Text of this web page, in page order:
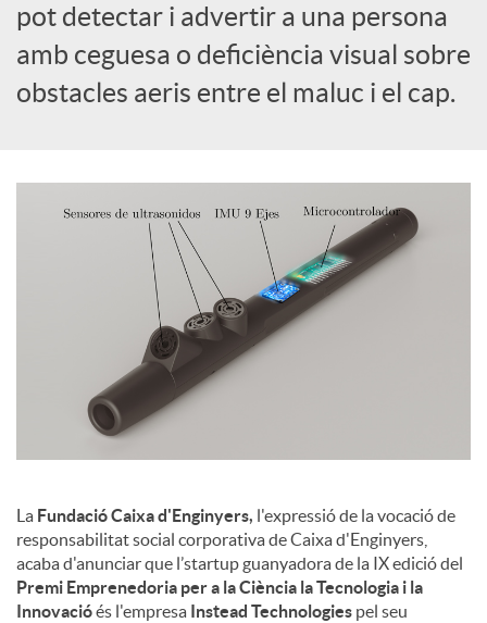
o
r
d
n
t
i
pot detectar i advertir a una persona
amb ceguesa o deficiència visual sobre
obstacles aeris entre el maluc i el cap.
La Fundació Caixa d'Enginyers, l'expressió de la vocació de
responsabilitat social corporativa de Caixa d'Enginyers,
acaba d'anunciar que l’startup guanyadora de la IX edició del
Premi Emprenedoria per a la Ciència la Tecnologia i la
Innovacióés l'empresa Instead Technologies pel seu